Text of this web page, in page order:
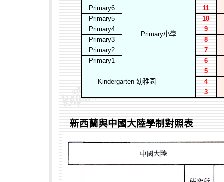
Primary6
Primary小學
11
Primary5
10
Primary4
9
Primary3
8
Primary2
7
Primary1
6
Kindergarten 幼稚園
5
4
3
新西蘭與中國大陸學制對照表